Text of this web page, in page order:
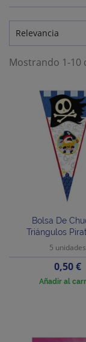
Relevancia
Mostrando 1-10
Bolsa De
Triángulos
5 unidades
Precio
0,50 €
Añadir al